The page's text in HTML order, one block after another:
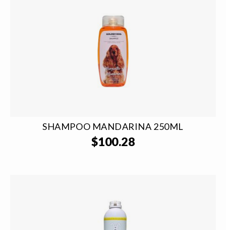
SHAMPOO MANDARINA 250ML
$100.28